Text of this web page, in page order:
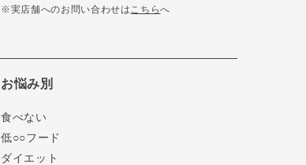
※実店舗へのお問い合わせはこちらへ
お悩み別
食べない
低○○フード
ダイエット